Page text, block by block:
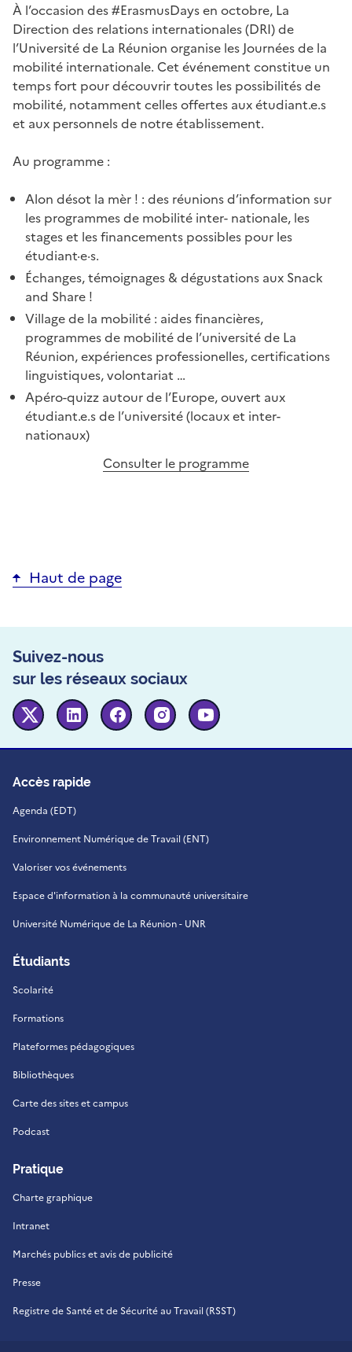
À l’occasion des #ErasmusDays en octobre, La
Direction des relations internationales (DRI) de
l’Université de La Réunion organise les Journées de la
mobilité internationale. Cet événement constitue un
temps fort pour découvrir toutes les possibilités de
mobilité, notamment celles offertes aux étudiant.e.s
et aux personnels de notre établissement.
Au programme :
Alon désot la mèr ! : des réunions d’information sur
les programmes de mobilité inter- nationale, les
stages et les financements possibles pour les
étudiant·e·s.
Échanges, témoignages & dégustations aux Snack
and Share !
Village de la mobilité : aides financières,
programmes de mobilité de l’université de La
Réunion, expériences professionelles, certifications
linguistiques, volontariat …
Apéro-quizz autour de l’Europe, ouvert aux
étudiant.e.s de l’université (locaux et inter-
nationaux)
Consulter le programme
Haut de page
Suivez-nous
sur les réseaux sociaux
Twitter Linkedin FacebookInstagram
Accès rapide
Agenda (EDT)
Environnement Numérique de Travail (ENT)
Valoriser vos événements
Espace d'information à la communauté universitaire
Université Numérique de La Réunion - UNR
Étudiants
Scolarité
Formations
Plateformes pédagogiques
Bibliothèques
Carte des sites et campus
Podcast
Pratique
Charte graphique
Intranet
Marchés publics et avis de publicité
Presse
Registre de Santé et de Sécurité au Travail (RSST)